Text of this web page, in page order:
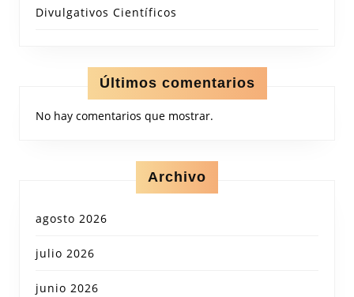
Divulgativos Científicos
Últimos comentarios
No hay comentarios que mostrar.
Archivo
agosto 2026
julio 2026
junio 2026